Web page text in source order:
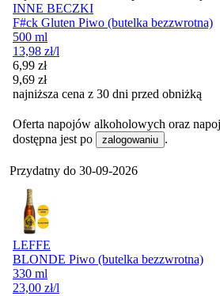
INNE BECZKI
F#ck Gluten Piwo (butelka bezzwrotna)
500 ml
13,98 zł/l
Cena promocyjna
6,99 zł
9,69 zł
najniższa cena z 30 dni przed obniżką
Oferta napojów alkoholowych oraz
dostępna jest po
zalogowaniu .
Przydatny do 30-09-2026
LEFFE
BLONDE Piwo (butelka bezzwrotna)
330 ml
23,00 zł/l